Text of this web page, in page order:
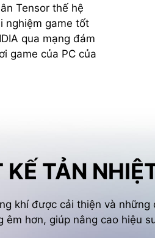
Tensor thế hệ
nghiệm game tốt
qua mạng đám
game của PC của
KẾ TẢN
khí được cải thiện và
êm hơn, giúp nâng cao hiệu